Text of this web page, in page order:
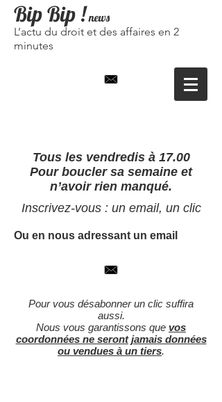
Bip Bip ! news
L’actu du droit et des affaires en 2
minutes
Tous les vendredis à 17.00
Pour boucler sa semaine et
n’avoir rien manqué.
Inscrivez-vous : un email, un clic
Ou en nous adressant un email
Pour vous désabonner un clic suffira
aussi.
Nous vous garantissons que vos
coordonnées ne seront jamais données
ou vendues à un tiers.